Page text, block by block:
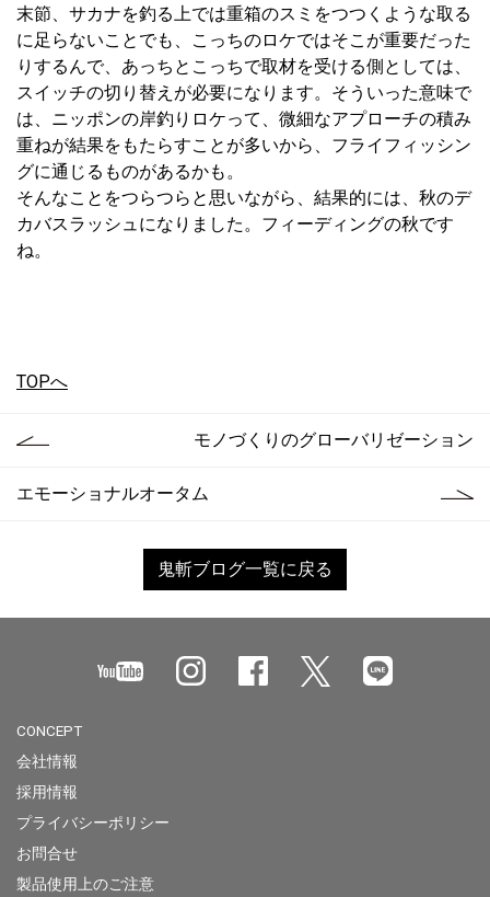
末節、サカナを釣る上では重箱のスミをつつくような取る
に足らないことでも、こっちのロケではそこが重要だった
りするんで、あっちとこっちで取材を受ける側としては、
スイッチの切り替えが必要になります。そういった意味で
は、ニッポンの岸釣りロケって、微細なアプローチの積み
重ねが結果をもたらすことが多いから、フライフィッシン
グに通じるものがあるかも。
そんなことをつらつらと思いながら、結果的には、秋のデ
カバスラッシュになりました。フィーディングの秋です
ね。
TOPへ
モノづくりのグローバリゼーション
エモーショナルオータム
鬼斬ブログ一覧に戻る
CONCEPT
会社情報
採用情報
プライバシーポリシー
お問合せ
製品使用上のご注意